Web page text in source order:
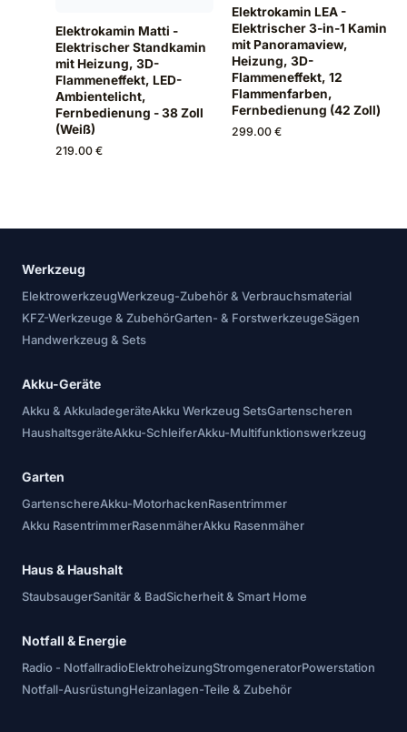
Elektrokamin Matti -
Elektrischer Standkamin
mit Heizung, 3D-
Flammeneffekt, LED-
Ambientelicht,
Fernbedienung - 38 Zoll
(Weiß)
219.00 €
Elektrokamin LEA -
Elektrischer 3-in-1 Kamin
mit Panoramaview,
Heizung, 3D-
Flammeneffekt, 12
Flammenfarben,
Fernbedienung (42 Zoll)
299.00 €
Werkzeug
ElektrowerkzeugWerkzeug-Zubehör & Verbrauchsmaterial
KFZ-Werkzeuge & ZubehörGarten- & ForstwerkzeugeSägen
Handwerkzeug & Sets
Akku-Geräte
Akku & AkkuladegeräteAkku Werkzeug SetsGartenscheren
HaushaltsgeräteAkku-SchleiferAkku-Multifunktionswerkzeug
Garten
GartenschereAkku-MotorhackenRasentrimmer
Akku RasentrimmerRasenmäherAkku Rasenmäher
Haus & Haushalt
StaubsaugerSanitär & BadSicherheit & Smart Home
Notfall & Energie
Radio - NotfallradioElektroheizungStromgeneratorPowerstation
Notfall-AusrüstungHeizanlagen-Teile & Zubehör